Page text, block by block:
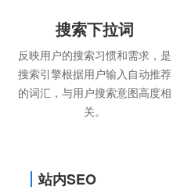
搜索下拉词
反映用户的搜索习惯和需求，是
搜索引擎根据用户输入自动推荐
的词汇，与用户搜索意图高度相
关。
站内SEO